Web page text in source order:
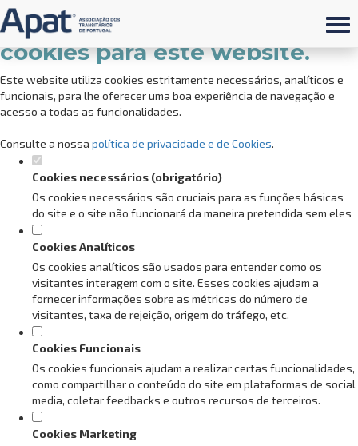
Defina as suas preferências de
cookies para este website.
Este website utiliza cookies estritamente necessários, analíticos e
funcionais, para lhe oferecer uma boa experiência de navegação e
acesso a todas as funcionalidades.
Consulte a nossa política de privacidade e de Cookies.
Cookies necessários (obrigatório)
Os cookies necessários são cruciais para as funções básicas
do site e o site não funcionará da maneira pretendida sem eles
Cookies Analíticos
Os cookies analíticos são usados para entender como os
visitantes interagem com o site. Esses cookies ajudam a
fornecer informações sobre as métricas do número de
visitantes, taxa de rejeição, origem do tráfego, etc.
Cookies Funcionais
Os cookies funcionais ajudam a realizar certas funcionalidades,
como compartilhar o conteúdo do site em plataformas de social
media, coletar feedbacks e outros recursos de terceiros.
Cookies Marketing